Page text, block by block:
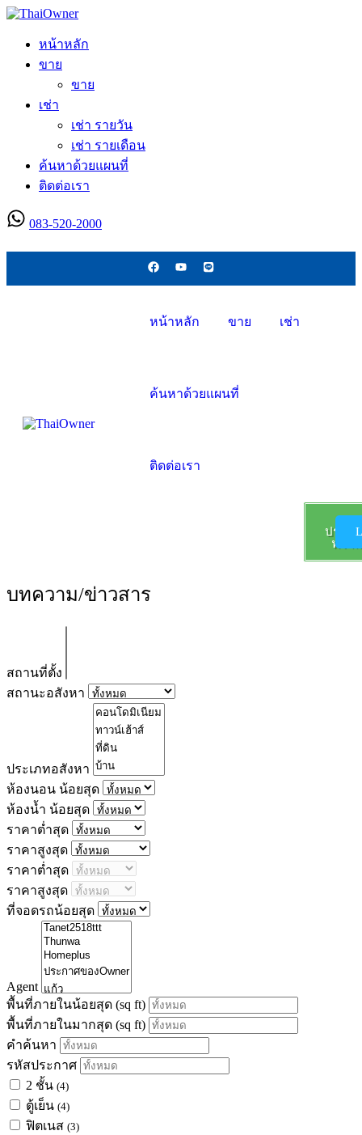
หน้าหลัก
ขาย
ขาย
เช่า
เช่า รายวัน
เช่า รายเดือน
ค้นหาด้วยแผนที่
ติดต่อเรา
083-520-2000
หน้าหลัก ขาย เช่า
ค้นหาด้วยแผนที่
ติดต่อเรา
ลง
ประก
ฟรี !!!
บทความ/ข่าวสาร
สถานที่ตั้ง
สถานะอสังหา
ประเภทอสังหา
ห้องนอน น้อยสุด
ห้องน้ำ น้อยสุด
ราคาต่ำสุด
ราคาสูงสุด
ราคาต่ำสุด
ราคาสูงสุด
ที่จอดรถน้อยสุด
Agent
พื้นที่ภายในน้อยสุด (sq ft)
พื้นที่ภายในมากสุด (sq ft)
คำค้นหา
รหัสประกาศ
2 ชั้น (4)
ตู้เย็น (4)
ฟิตเนส (3)